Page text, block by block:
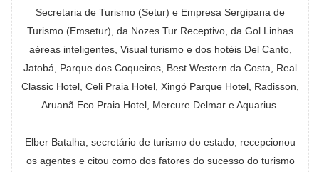
Secretaria de Turismo (Setur) e Empresa Sergipana de
Turismo (Emsetur), da Nozes Tur Receptivo, da Gol Linhas
aéreas inteligentes, Visual turismo e dos hotéis Del Canto,
Jatobá, Parque dos Coqueiros, Best Western da Costa, Real
Classic Hotel, Celi Praia Hotel, Xingó Parque Hotel, Radisson,
Aruanã Eco Praia Hotel, Mercure Delmar e Aquarius.
Elber Batalha, secretário de turismo do estado, recepcionou
os agentes e citou como dos fatores do sucesso do turismo